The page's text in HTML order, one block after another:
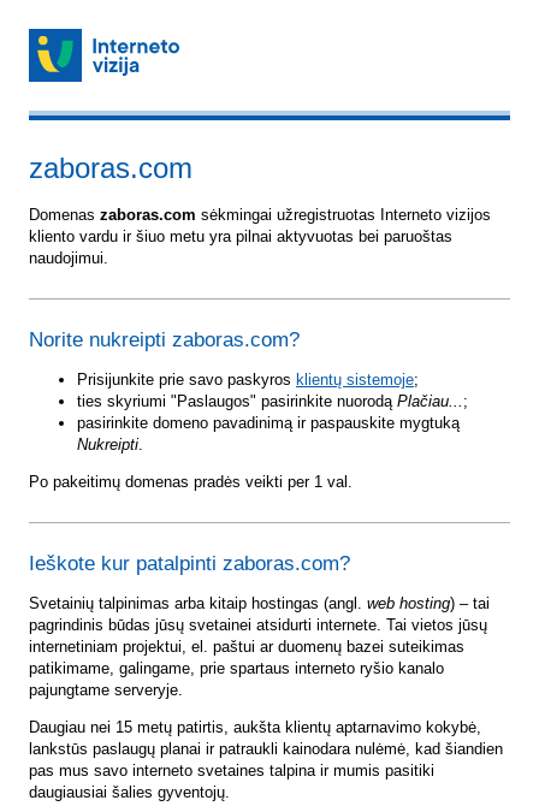
zaboras.com
Domenas zaboras.com sėkmingai užregistruotas Interneto vizijos
kliento vardu ir šiuo metu yra pilnai aktyvuotas bei paruoštas
naudojimui.
Norite nukreipti zaboras.com?
Prisijunkite prie savo paskyros klientų sistemoje;
ties skyriumi "Paslaugos" pasirinkite nuorodą Plačiau... ;
pasirinkite domeno pavadinimą ir paspauskite mygtuką
Nukreipti.
Po pakeitimų domenas pradės veikti per 1 val.
Ieškote kur patalpinti zaboras.com?
Svetainių talpinimas arba kitaip hostingas (angl. web hosting) – tai
pagrindinis būdas jūsų svetainei atsidurti internete. Tai vietos jūsų
internetiniam projektui, el. paštui ar duomenų bazei suteikimas
patikimame, galingame, prie spartaus interneto ryšio kanalo
pajungtame serveryje.
Daugiau nei 15 metų patirtis, aukšta klientų aptarnavimo kokybė,
lankstūs paslaugų planai ir patraukli kainodara nulėmė, kad šiandien
pas mus savo interneto svetaines talpina ir mumis pasitiki
daugiausiai šalies gyventojų.